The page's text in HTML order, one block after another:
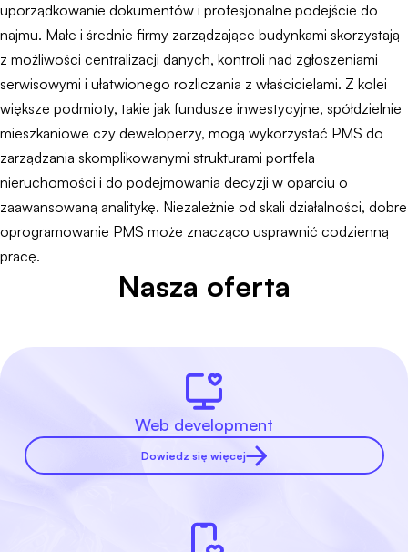
uporządkowanie dokumentów i profesjonalne podejście do
najmu. Małe i średnie firmy zarządzające budynkami skorzystają
z możliwości centralizacji danych, kontroli nad zgłoszeniami
serwisowymi i ułatwionego rozliczania z właścicielami. Z kolei
większe podmioty, takie jak fundusze inwestycyjne, spółdzielnie
mieszkaniowe czy deweloperzy, mogą wykorzystać PMS do
zarządzania skomplikowanymi strukturami portfela
nieruchomości i do podejmowania decyzji w oparciu o
zaawansowaną analitykę. Niezależnie od skali działalności, dobre
oprogramowanie PMS może znacząco usprawnić codzienną
pracę.
Nasza oferta
Web development
Dowiedz się więcej